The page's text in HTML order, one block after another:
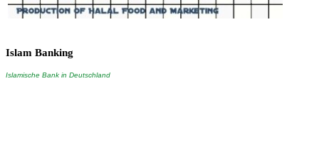
Islam Banking
Islamische Bank in Deutschland